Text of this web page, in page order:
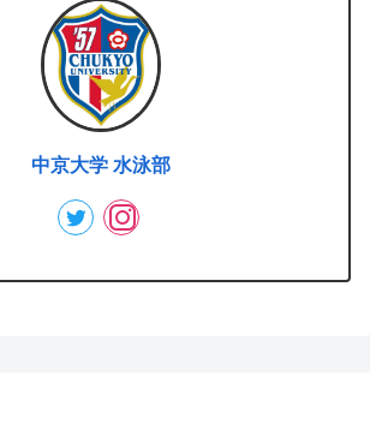
中京大学 水泳部